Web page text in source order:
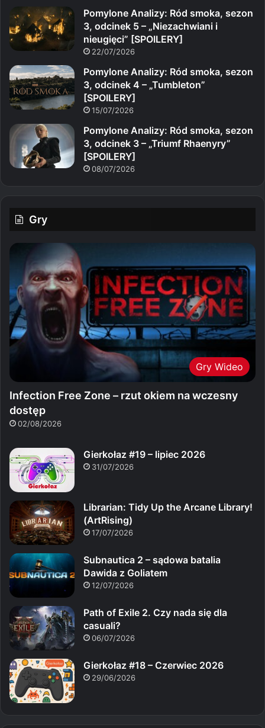
Pomylone Analizy: Ród smoka, sezon
3, odcinek 5 – „Niezachwiani i
nieugięci” [SPOILERY]
22/07/2026
Pomylone Analizy: Ród smoka, sezon
3, odcinek 4 – „Tumbleton”
[SPOILERY]
15/07/2026
Pomylone Analizy: Ród smoka, sezon
3, odcinek 3 – „Triumf Rhaenyry”
[SPOILERY]
08/07/2026
Gry
Gry Wideo
Infection Free Zone – rzut okiem na wczesny
dostęp
02/08/2026
Gierkołaz #19 – lipiec 2026
31/07/2026
Librarian: Tidy Up the Arcane Library!
(ArtRising)
17/07/2026
Subnautica 2 – sądowa batalia
Dawida z Goliatem
12/07/2026
Path of Exile 2. Czy nada się dla
casuali?
06/07/2026
Gierkołaz #18 – Czerwiec 2026
29/06/2026